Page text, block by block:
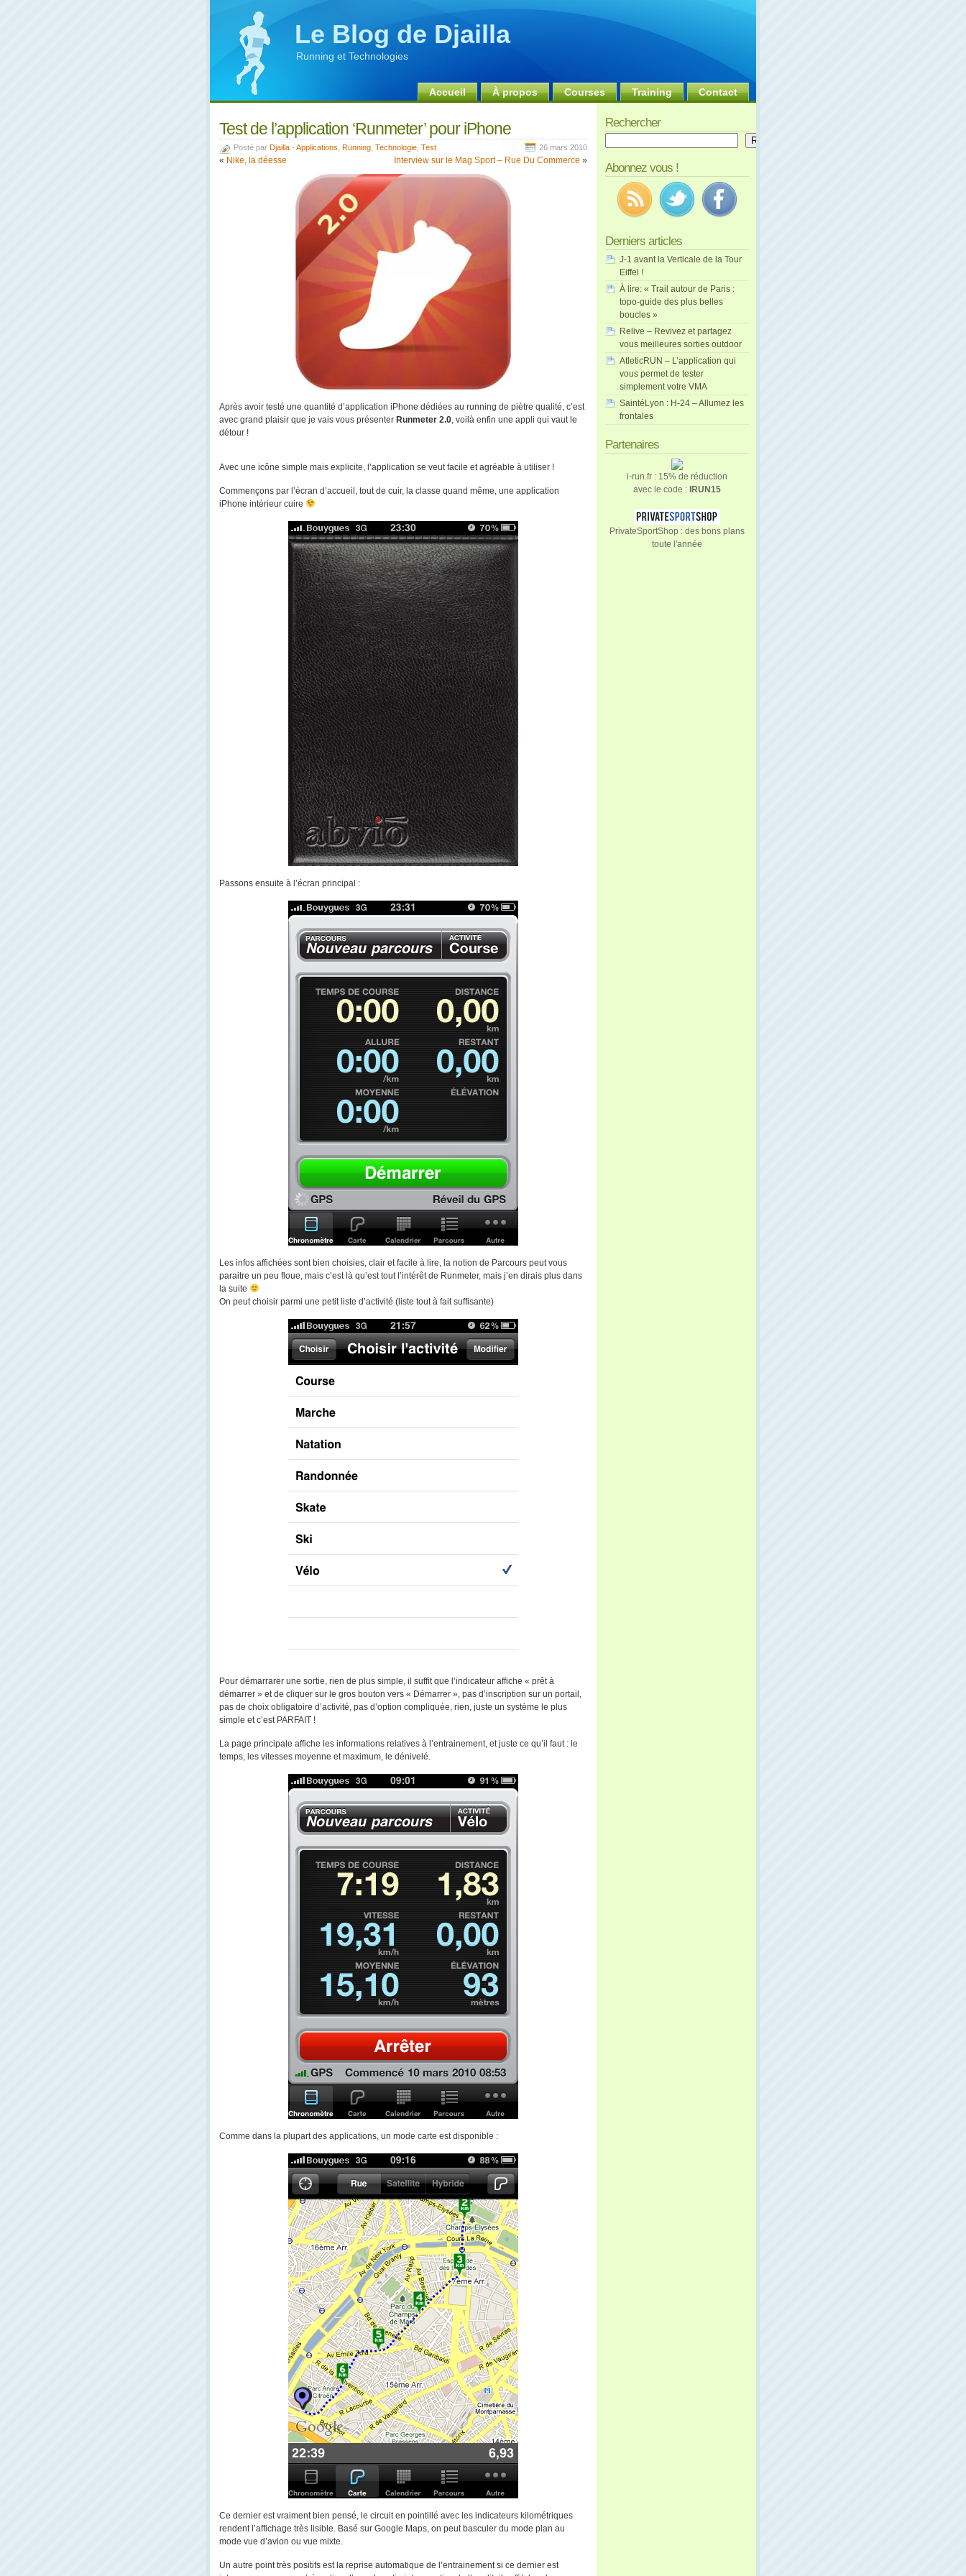
Le Blog de Djailla
Running et Technologies
Accueil À propos Courses Training Contact
Test de l’application ‘Runmeter’ pour iPhone
Posté par Djailla - Applications Running Technologie Test 26 mars 2010
« Nike, la déesse Interview sur le Mag Sport – Rue Du Commerce »
Après avoir testé une quantité d’application iPhone dédiées au running de piètre qualité, c’est
avec grand plaisir que je vais vous présenter Runmeter 2.0, voilà enfin une appli qui vaut le
détour !
Avec une icône simple mais explicite, l’application se veut facile et agréable à utiliser !
Commençons par l’écran d’accueil, tout de cuir, la classe quand même, une application
iPhone intérieur cuire
Passons ensuite à l’écran principal :
Les infos affichées sont bien choisies, clair et facile à lire, la notion de Parcours peut vous
paraitre un peu floue, mais c’est là qu’est tout l’intérêt de Runmeter, mais j’en dirais plus dans
la suite
On peut choisir parmi une petit liste d’activité (liste tout à fait suffisante)
Pour démarrarer une sortie, rien de plus simple, il suffit que l’indicateur affiche « prêt à
démarrer » et de cliquer sur le gros bouton vers « Démarrer », pas d’inscription sur un portail,
pas de choix obligatoire d’activité, pas d’option compliquée, rien, juste un système le plus
simple et c’est PARFAIT !
La page principale affiche les informations relatives à l’entrainement, et juste ce qu’il faut : le
temps, les vitesses moyenne et maximum, le dénivelé.
Comme dans la plupart des applications, un mode carte est disponible :
Ce dernier est vraiment bien pensé, le circuit en pointillé avec les indicateurs kilométriques
rendent l’affichage très lisible. Basé sur Google Maps, on peut basculer du mode plan au
mode vue d’avion ou vue mixte.
Un autre point très positifs est la reprise automatique de l’entrainement si ce dernier est
Rechercher
Rechercher
Abonnez vous !
Derniers articles
J-1 avant la Verticale de la Tour
Eiffel !
À lire: « Trail autour de Paris :
topo-guide des plus belles
boucles »
Relive – Revivez et partagez
vous meilleures sorties outdoor
AtleticRUN – L’application qui
vous permet de tester
simplement votre VMA
SaintéLyon : H-24 – Allumez les
frontales
Partenaires
i-run.fr : 15% de réduction
avec le code : IRUN15
PrivateSportShop : des bons plans
toute l'année